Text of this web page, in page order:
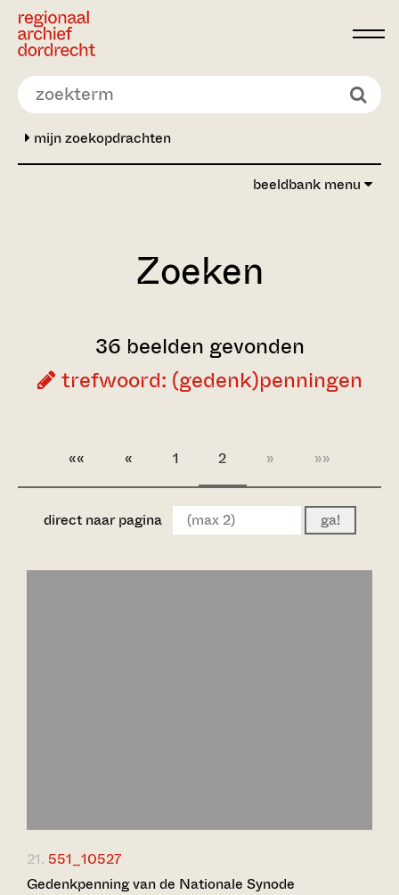
Ga direct naar de inhoud
mijn zoekopdrachten
beeldbank menu
Zoeken
36 beelden gevonden
trefwoord: (gedenk)penningen
«« « 1 2 » »»
direct naar pagina ga!
21. 551_10527
Gedenkpenning van de Nationale Synode